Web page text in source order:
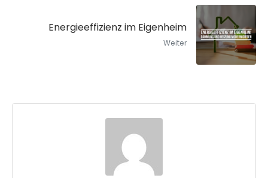
Energieeffizienz im Eigenheim
Weiter